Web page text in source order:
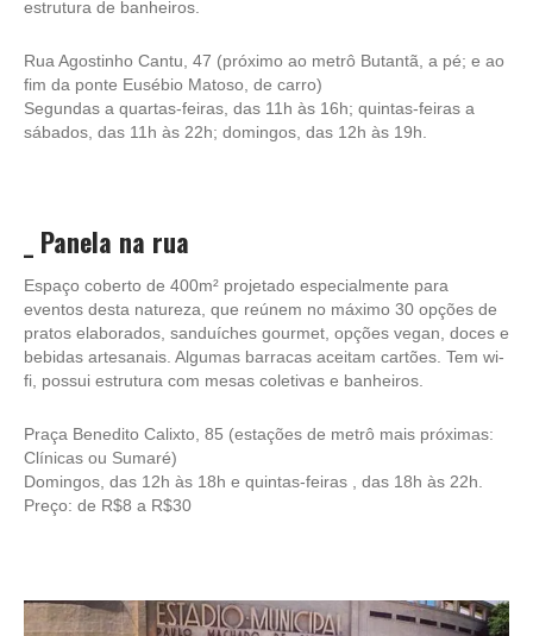
estrutura de banheiros.
Rua Agostinho Cantu, 47 (próximo ao metrô Butantã, a pé; e ao
fim da ponte Eusébio Matoso, de carro)
Segundas a quartas-feiras, das 11h às 16h; quintas-feiras a
sábados, das 11h às 22h; domingos, das 12h às 19h.
Panela na rua
Espaço coberto de 400m² projetado especialmente para
eventos desta natureza, que reúnem no máximo 30 opções de
pratos elaborados, sanduíches gourmet, opções vegan, doces e
bebidas artesanais. Algumas barracas aceitam cartões. Tem wi-
fi, possui estrutura com mesas coletivas e banheiros.
Praça Benedito Calixto, 85 (estações de metrô mais próximas:
Clínicas ou Sumaré)
Domingos, das 12h às 18h e quintas-feiras , das 18h às 22h.
Preço: de R$8 a R$30